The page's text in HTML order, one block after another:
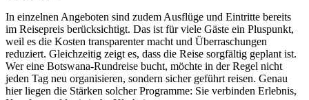
In einzelnen Angeboten sind zudem Ausflüge und Eintritte bereits
im Reisepreis berücksichtigt. Das ist für viele Gäste ein Pluspunkt,
weil es die Kosten transparenter macht und Überraschungen
reduziert. Gleichzeitig zeigt es, dass die Reise sorgfältig geplant ist.
Wer eine Botswana-Rundreise bucht, möchte in der Regel nicht
jeden Tag neu organisieren, sondern sicher geführt reisen. Genau
hier liegen die Stärken solcher Programme: Sie verbinden Erlebnis,